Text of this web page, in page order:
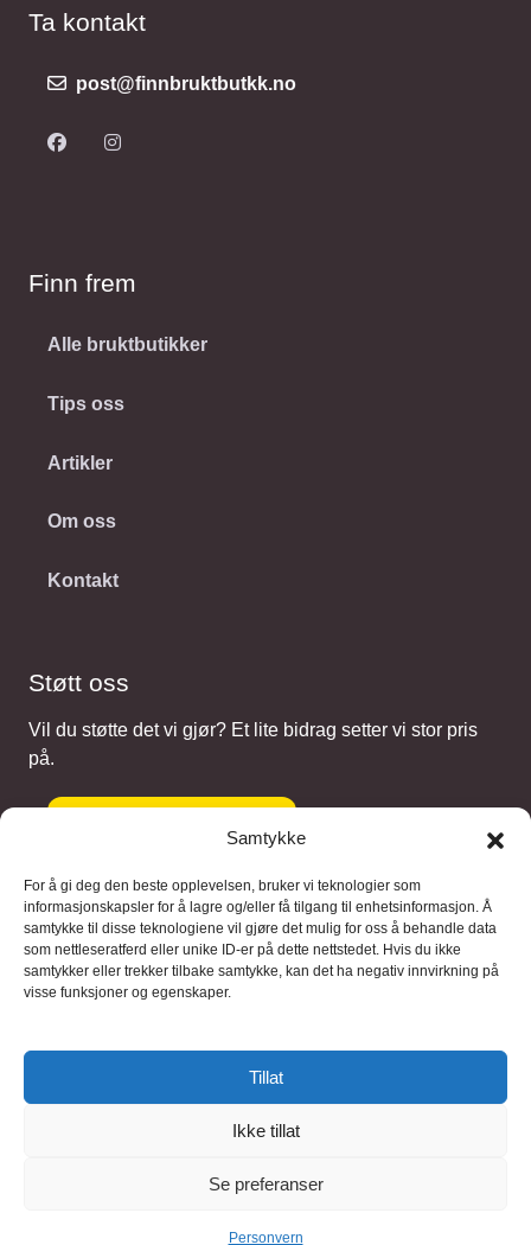
Samtykke
For å gi deg den beste opplevelsen, bruker vi teknologier som
informasjonskapsler for å lagre og/eller få tilgang til enhetsinformasjon. Å
samtykke til disse teknologiene vil gjøre det mulig for oss å behandle data
som nettleseratferd eller unike ID-er på dette nettstedet. Hvis du ikke
samtykker eller trekker tilbake samtykke, kan det ha negativ innvirkning på
visse funksjoner og egenskaper.
Tillat
Ikke tillat
Se preferanser
Personvern
Ta kontakt
post@finnbruktbutkk.no
Finn frem
Alle bruktbutikker
Tips oss
Artikler
Om oss
Kontakt
Støtt oss
Vil du støtte det vi gjør? Et lite bidrag setter vi stor pris
på.
Gi et bidrag
Samarbeidspartnere
Blaaregn – digitale tjenester